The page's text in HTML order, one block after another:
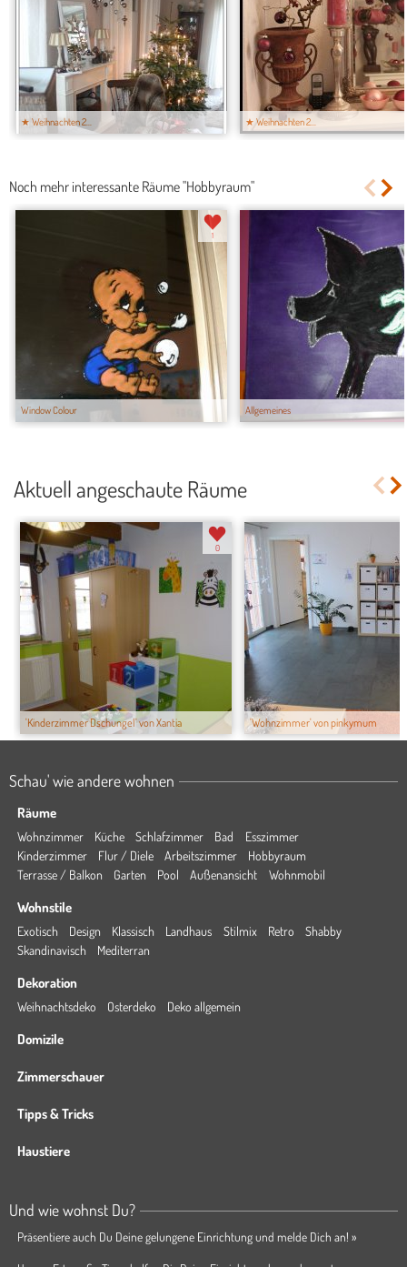
★ Weihnachten 2... ★ Weihnachten 2...
Noch mehr interessante Räume "Hobbyraum"
Window Colour
1
Allgemeines
Aktuell angeschaute Räume
'Kinderzimmer Dschungel' von Xantia
0
'Wohnzimmer' von pinkymum
Schau' wie andere wohnen
Räume
Wohnzimmer Küche Schlafzimmer Bad
Esszimmer
Kinderzimmer
Flur / Diele Arbeitszimmer
Hobbyraum
Terrasse / Balkon
Garten Pool Außenansicht Wohnmobil
Wohnstile
Exotisch Design Klassisch Landhaus Stilmix Retro
Shabby
Skandinavisch
Mediterran
Dekoration
Weihnachtsdeko Osterdeko Deko allgemein
Domizile
Zimmerschauer
Tipps & Tricks
Haustiere
Und wie wohnst Du?
Präsentiere auch Du Deine gelungene Einrichtung und melde Dich an! »